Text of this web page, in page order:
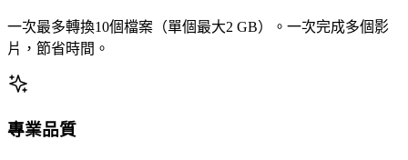
一次最多轉換10個檔案（單個最大2 GB）。一次完成多個影
片，節省時間。
專業品質